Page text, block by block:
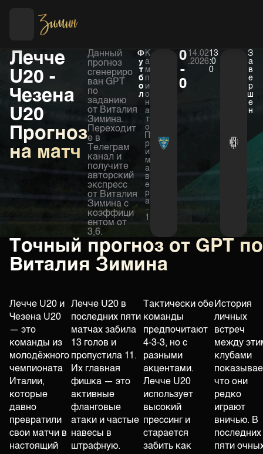
Футбол Хоккей
Лечче
U20 -
Чезена
U20
Прогноз
на матч
Данный
прогноз
сгенериро
ван GPT
по
заданию
от Виталия
Зимина.
Переходит
е в
Телеграм
канал и
получите
авторский
экспресс
от Виталия
Зимина с
коэффици
ентом от
3,6.
Ф
у
т
б
о
л
К
а
м
п
и
о
н
а
т
о
р
и
м
а
в
е
р
а
-
1
0
-
0
14.02
.2026
13
:0
0
З
а
в
е
р
ш
е
н
Точный прогноз от GPT
Виталия Зимина
Лечче U20 и
Чезена U20
— это
команды из
молодёжного
чемпионата
Италии,
которые
давно
превратили
свои матчи в
настоящий
Лечче U20 в
последних пяти
матчах забила
13 голов и
пропустила 11.
Их главная
фишка — это
активные
фланговые
атаки и частые
навесы в
штрафную.
Тактически обе
команды
предпочитают
4-3-3, но с
разными
акцентами.
Лечче U20
использует
высокий
прессинг и
старается
забить как
История
личных
встреч
между
клубами
что они
редко
играют
вничью. В
последних
пяти